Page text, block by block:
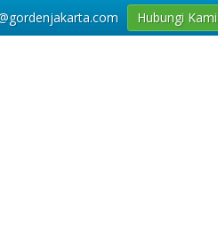
Hubungi Kami